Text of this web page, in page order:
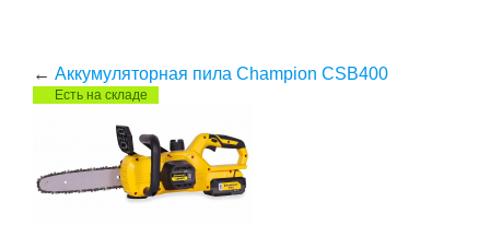
← Аккумуляторная пила Champion CSB400
Есть на складе